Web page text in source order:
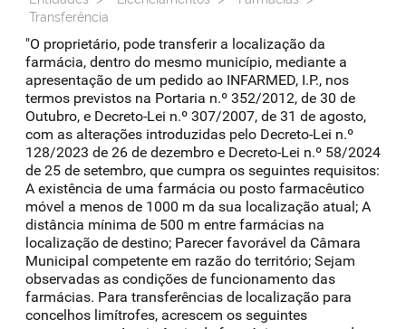
Transferência
"O proprietário, pode transferir a localização da
farmácia, dentro do mesmo município, mediante a
apresentação de um pedido ao INFARMED, I.P., nos
termos previstos na Portaria n.º 352/2012, de 30 de
Outubro, e Decreto-Lei n.º 307/2007, de 31 de agosto,
com as alterações introduzidas pelo Decreto-Lei n.º
128/2023 de 26 de dezembro e Decreto-Lei n.º 58/2024
de 25 de setembro, que cumpra os seguintes requisitos:
A existência de uma farmácia ou posto farmacêutico
móvel a menos de 1000 m da sua localização atual; A
distância mínima de 500 m entre farmácias na
localização de destino; Parecer favorável da Câmara
Municipal competente em razão do território; Sejam
observadas as condições de funcionamento das
farmácias. Para transferências de localização para
concelhos limítrofes, acrescem os seguintes